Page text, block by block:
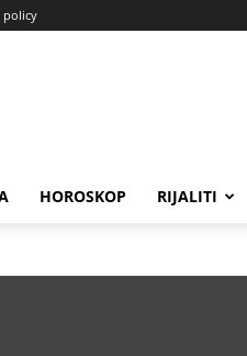
policy
HOROSKOP RIJALITI